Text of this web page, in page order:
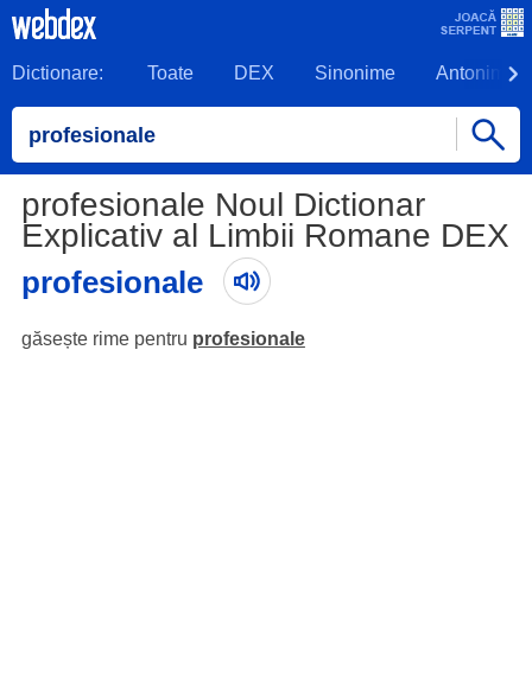
Dictionare: Toate DEX Sinonime Antonime
profesionale Noul Dictionar
Explicativ al Limbii Romane DEX
profesionale
găsește rime pentru profesionale